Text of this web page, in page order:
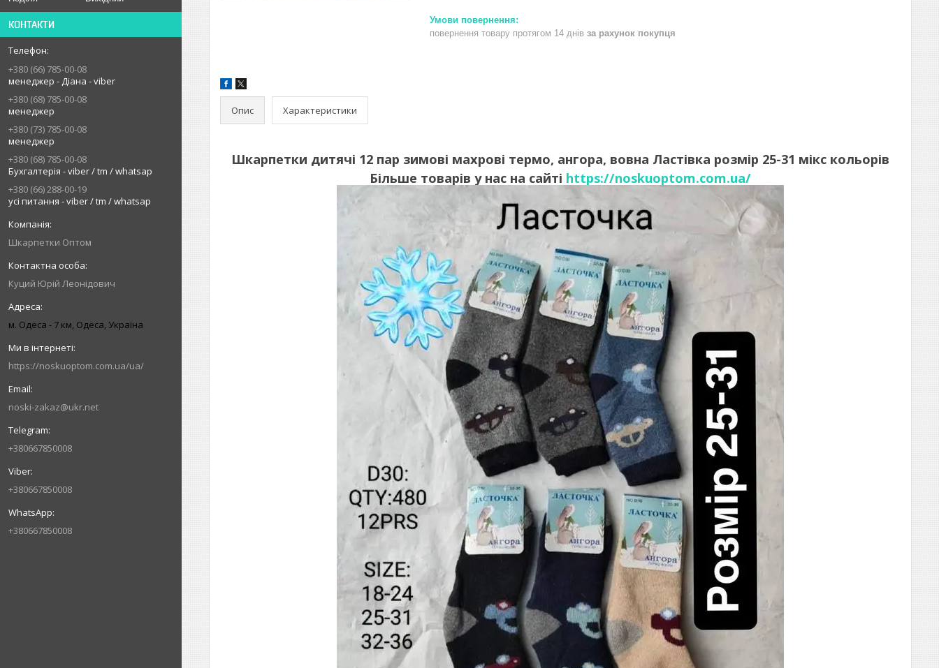
КОНТАКТИ
+380 (66) 785-00-08
менеджер - Діана - viber
+380 (68) 785-00-08
менеджер
+380 (73) 785-00-08
менеджер
+380 (68) 785-00-08
Бухгалтерія - viber / tm / whatsap
+380 (66) 288-00-19
усі питання - viber / tm / whatsap
Шкарпетки Оптом
Куций Юрій Леонідович
м. Одеса - 7 км, Одеса, Україна
https://noskuoptom.com.ua/ua/
noski-zakaz@ukr.net
+380667850008
+380667850008
+380667850008
повернення товару протягом 14 днів за рахунок покупця
Опис Характеристики
Шкарпетки дитячі 12 пар зимові махрові термо, ангора, вовна Ластівка розмір 25-31 мікс кольорів
Більше товарів у нас на сайті https://noskuoptom.com.ua/